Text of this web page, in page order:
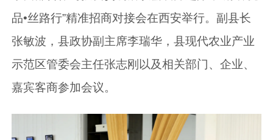
品•丝路行”精准招商对接会在西安举行。副县长
张敏波，县政协副主席李瑞华，县现代农业产业
示范区管委会主任张志刚以及相关部门、企业、
嘉宾客商参加会议。